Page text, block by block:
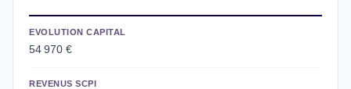
EVOLUTION CAPITAL
54 970 €
REVENUS SCPI